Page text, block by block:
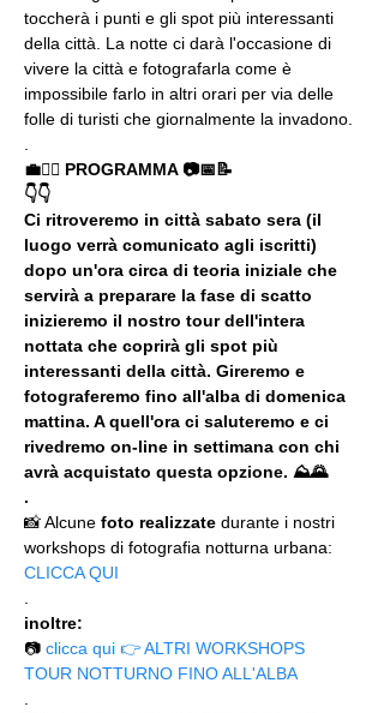
toccherà i punti e gli spot più interessanti
della città. La notte ci darà l'occasione di
vivere la città e fotografarla come è
impossibile farlo in altri orari per via delle
folle di turisti che giornalmente la invadono.
💼🚶‍♂️ PROGRAMMA 📷📅📝
👇👇
Ci ritroveremo in città sabato sera (il
luogo verrà comunicato agli iscritti)
dopo un'ora circa di teoria iniziale che
servirà a preparare la fase di scatto
inizieremo il nostro tour dell'intera
nottata che coprirà gli spot più
interessanti della città. Gireremo e
fotograferemo fino all'alba di domenica
mattina. A quell'ora ci saluteremo e ci
rivedremo on-line in settimana con chi
avrà acquistato questa opzione. ⛰🌄
.
📸 Alcune foto realizzate durante i nostri
workshops di fotografia notturna urbana:
CLICCA QUI
inoltre:
📷 clicca qui 👉 ALTRI WORKSHOPS
TOUR NOTTURNO FINO ALL'ALBA